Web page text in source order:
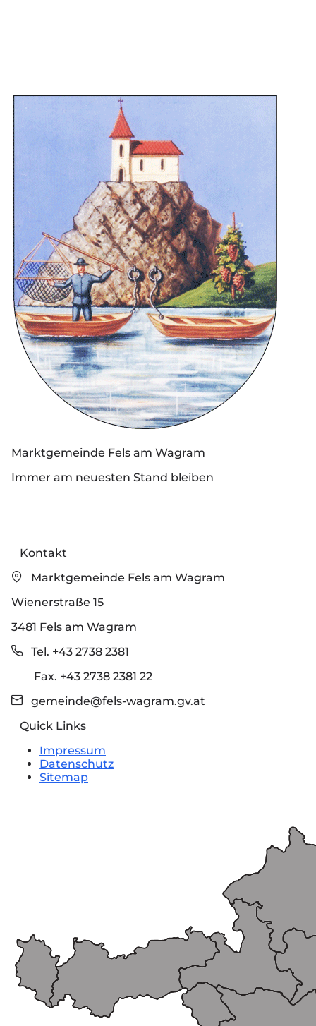
Marktgemeinde Fels am Wagram
Immer am neuesten Stand bleiben
Kontakt
Marktgemeinde Fels am Wagram
Wienerstraße 15
3481 Fels am Wagram
Tel. +43 2738 2381
Fax. +43 2738 2381 22
gemeinde@fels-wagram.gv.at
Quick Links
Impressum
Datenschutz
Sitemap